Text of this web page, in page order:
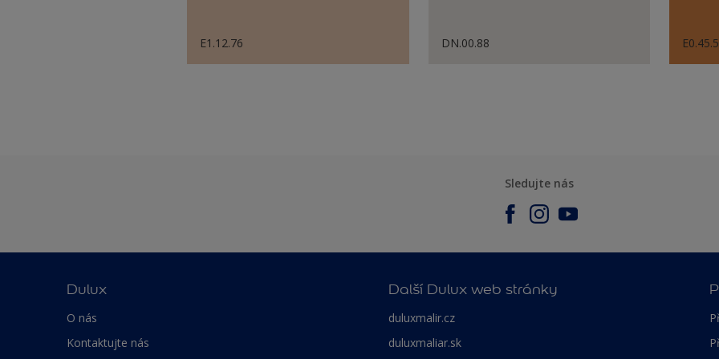
E1.12.76 DN.00.88
Sledujte nás
Dulux
O nás
Kontaktujte nás
Další Dulux web stránky
duluxmalir.cz
duluxmaliar.sk